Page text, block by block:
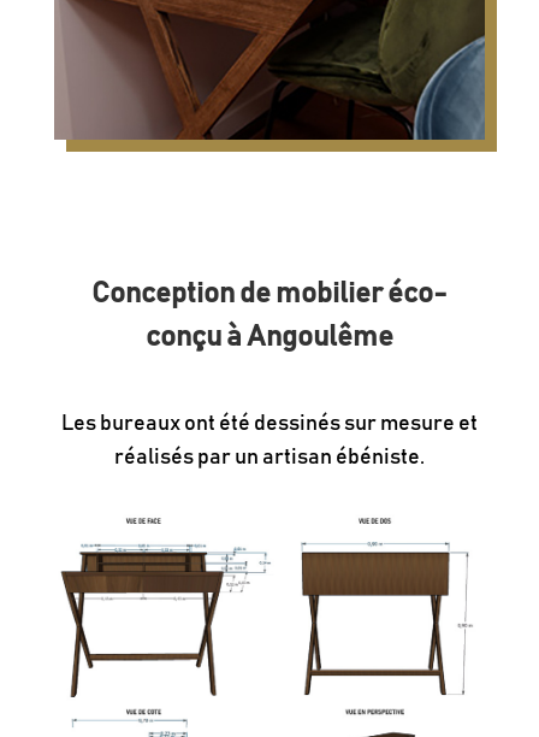
Conception de mobilier éco-
conçu à Angoulême
Les bureaux ont été dessinés sur mesure et
réalisés par un artisan ébéniste.